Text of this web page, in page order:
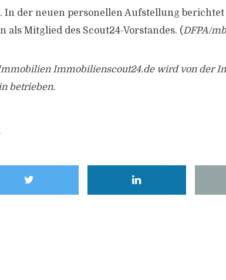
der neuen personellen Aufstellung
als Mitglied des Scout24-Vorstandes. (DFPA/
Immobilienscout24.de wird von der
betrieben.